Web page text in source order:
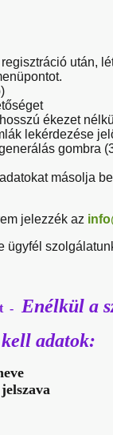
után,
ékezet
lekérdezése
gombra
másolja
jelezzék az
ügyfél
- Enélkül a
adatok: